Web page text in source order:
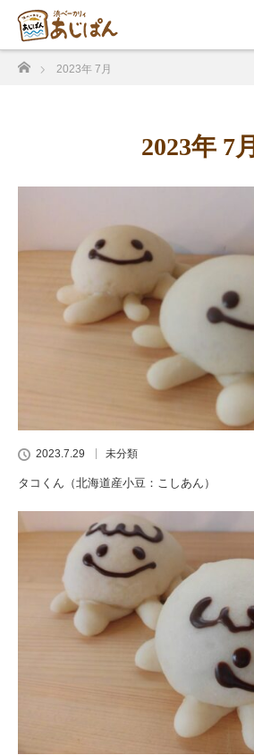
ホーム
2023年 7月
2023年 7月
2023.7.29 未分類
タコくん（北海道産小豆：こしあん）